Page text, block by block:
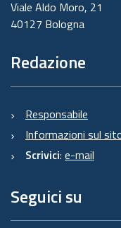
Viale Aldo Moro, 21
40127 Bologna
Redazione
Responsabile
Informazioni sul
Scrivici: e-mail
Seguici su